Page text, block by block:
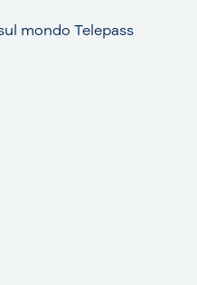
mondo Telepass